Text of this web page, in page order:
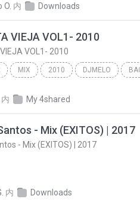
O. 内 Downloads
VIEJA VOL1- 2010
VOL1- 2010
MIX 2010 DJMELO
内 My 4shared
- Mix (EXITOS) | 2017
- Mix (EXITOS) | 2017
内 Downloads